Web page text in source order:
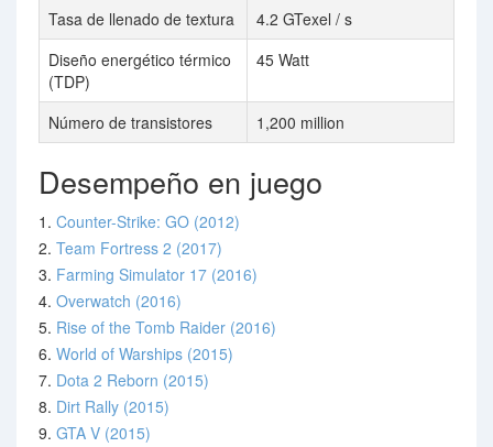
Tasa de llenado de textura
4.2 GTexel / s
Diseño energético térmico
(TDP)
45 Watt
Número de transistores 1,200 million
Desempeño en juego
1. Counter-Strike: GO (2012)
2. Team Fortress 2 (2017)
3. Farming Simulator 17 (2016)
4. Overwatch (2016)
5. Rise of the Tomb Raider (2016)
6. World of Warships (2015)
7. Dota 2 Reborn (2015)
8. Dirt Rally (2015)
9. GTA V (2015)